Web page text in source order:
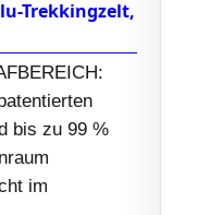
Trekkingzelt,
bis zu 99 %
im